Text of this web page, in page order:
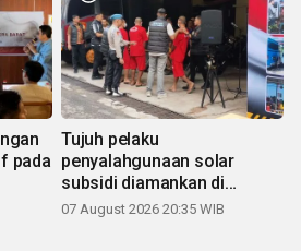
pada
Tujuh pelaku
penyalahgunaan solar
subsidi diamankan di
Sumbar
07 August 2026 20:35 WIB